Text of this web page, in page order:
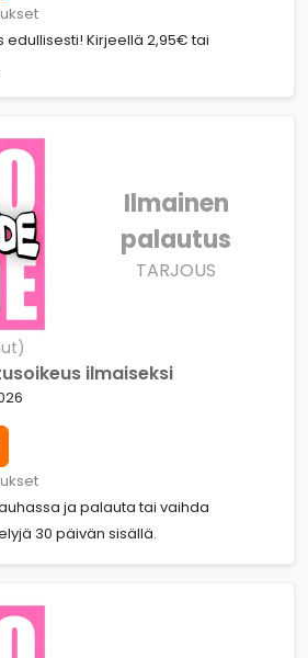
edullisesti! Kirjeellä 2,95€ tai
Ilmainen
palautus
TARJOUS
ilmaiseksi
ja palauta tai vaihda
30 päivän sisällä.